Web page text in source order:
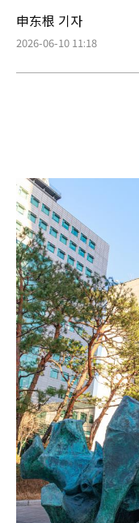
申东根 기자
2026-06-10 11:18